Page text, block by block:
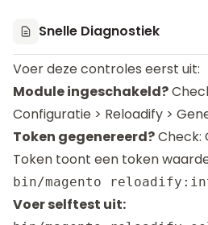
Snelle Diagnostiek
Voer deze controles eerst uit:
Module ingeschakeld?
Configuratie > Reloadify >
Token gegenereerd?Check:
Token toont een token
bin/magento
Voer selftest uit: